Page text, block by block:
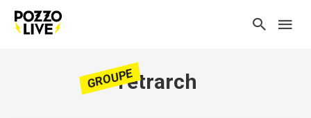
GROUPETetrarch